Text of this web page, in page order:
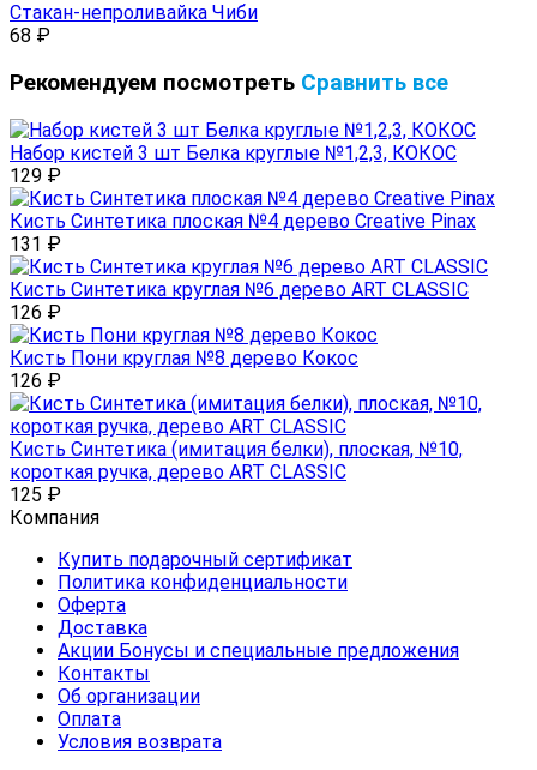
Стакан-непроливайка Чиби
68 ₽
Рекомендуем посмотреть Сравнить все
Набор кистей 3 шт Белка круглые №1,2,3, КОКОС
129 ₽
Кисть Синтетика плоская №4 дерево Creative Pinax
131 ₽
Кисть Синтетика круглая №6 дерево ART CLASSIC
126 ₽
Кисть Пони круглая №8 дерево Кокос
126 ₽
Кисть Синтетика (имитация белки), плоская, №10,
короткая ручка, дерево ART CLASSIC
125 ₽
Компания
Купить подарочный сертификат
Политика конфиденциальности
Оферта
Доставка
Акции Бонусы и специальные предложения
Контакты
Об организации
Оплата
Условия возврата